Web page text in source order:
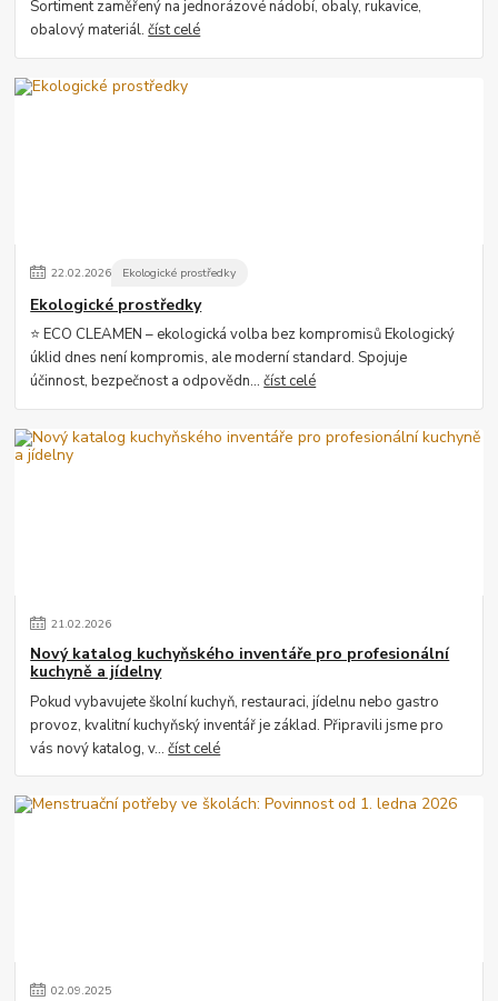
Sortiment zaměřený na jednorázové nádobí, obaly, rukavice,
obalový materiál.číst celé
22.02.2026 Ekologické prostředky
Ekologické prostředky
⭐ ECO CLEAMEN – ekologická volba bez kompromisů Ekologický
úklid dnes není kompromis, ale moderní standard. Spojuje
účinnost, bezpečnost a odpovědn...číst celé
21.02.2026
Nový katalog kuchyňského inventáře pro profesionální
kuchyně a jídelny
Pokud vybavujete školní kuchyň, restauraci, jídelnu nebo gastro
provoz, kvalitní kuchyňský inventář je základ. Připravili jsme pro
vás nový katalog, v...číst celé
02.09.2025